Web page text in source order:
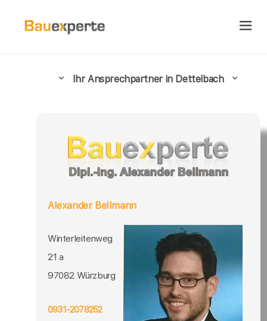
Ihr Ansprechpartner in Dettelbach
Alexander Bellmann
Winterleitenweg
21 a
97082 Würzburg
0931-2078252